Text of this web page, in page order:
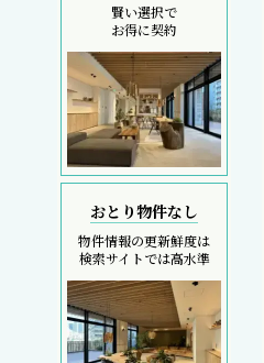
賢い選択で
お得に契約
おとり物件なし
物件情報の更新鮮度は
検索サイトでは高水準